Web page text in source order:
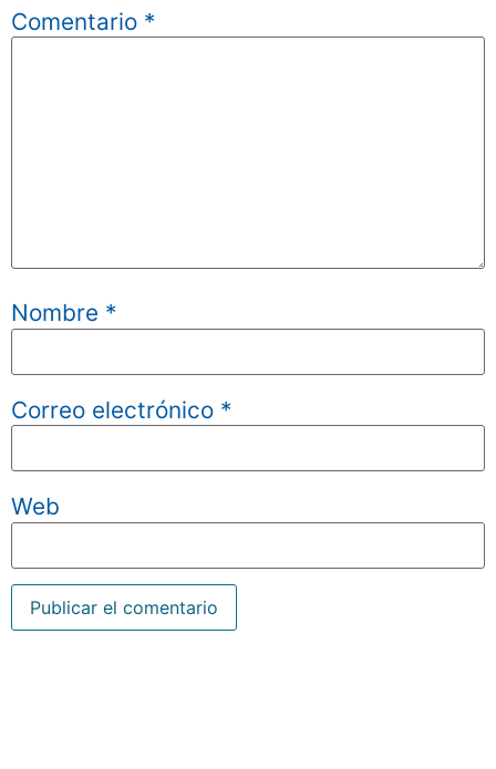
Comentario *
Nombre *
Correo electrónico *
Web